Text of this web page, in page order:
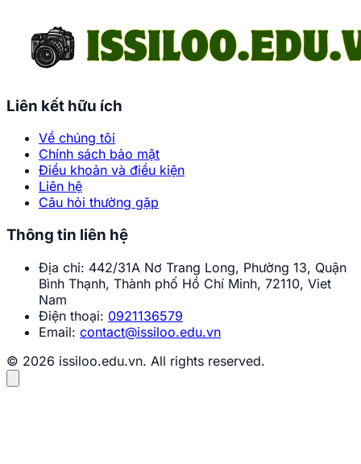
Liên kết hữu ích
Về chúng tôi
Chính sách bảo mật
Điều khoản và điều kiện
Liên hệ
Câu hỏi thường gặp
Thông tin liên hệ
Địa chỉ: 442/31A Nơ Trang Long, Phường 13, Quận
Bình Thạnh, Thành phố Hồ Chí Minh, 72110, Viet
Nam
Điện thoại: 0921136579
Email: contact@issiloo.edu.vn
© 2026 issiloo.edu.vn. All rights reserved.